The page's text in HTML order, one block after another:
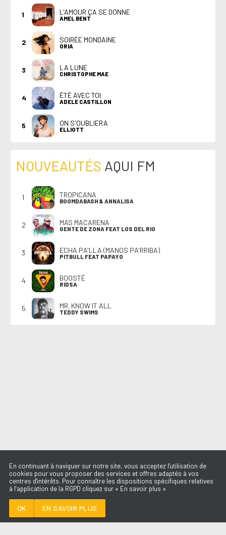
UNE FEMME AVEC
1 L'AMOUR ÇA SE DONNE
AMEL BENT
2 SOIRÉE MONDAINE
ORIA
3 LA LUNE
CHRISTOPHE MAE
4 ÉTÉ AVEC TOI
ADELE CASTILLON
5 ON S'OUBLIERA
ELLIOTT
NOUVEAUTÉS AQUI FM
1 TROPICANA
BOOMDABASH & ANNALISA
2 MAS MACARENA
GENTE DE ZONA FEAT LOS DEL RIO
3 ECHA PA'LLA (MANOS PA'RRIBA)
PITBULL FEAT PAPAYO
4 BOOSTÉ
RIDSA
5 MR. KNOW IT ALL
TEDDY SWIMS
En continuant à naviguer sur notre site, vous acceptez l'utilisation de
cookies pour vous proposer des services et offres adaptés à vos
centres d'intérêts. Pour connaître les dispositions spécifiques relatives
à l’application de la RGPD cliquez sur « En savoir plus »
OK EN SAVOIR PLUS